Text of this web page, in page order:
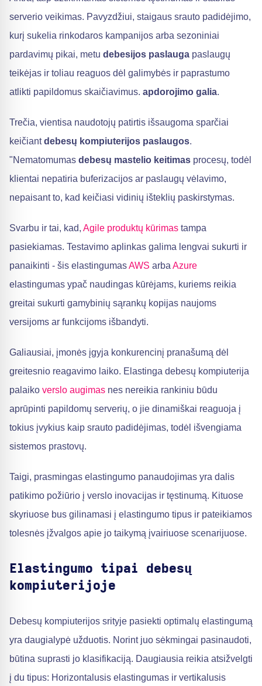
serverio veikimas. Pavyzdžiui, staigaus srauto padidėjimo,
kurį sukelia rinkodaros kampanijos arba sezoniniai
pardavimų pikai, metu debesijos paslauga paslaugų
teikėjas ir toliau reaguos dėl galimybės ir paprastumo
atlikti papildomus skaičiavimus. apdorojimo galia.
Trečia, vientisa naudotojų patirtis išsaugoma sparčiai
keičiantdebesų kompiuterijos paslaugos.
"Nematomumas debesų mastelio keitimas procesų, todėl
klientai nepatiria buferizacijos ar paslaugų vėlavimo,
nepaisant to, kad keičiasi vidinių išteklių paskirstymas.
Svarbu ir tai, kad, Agile produktų kūrimas tampa
pasiekiamas. Testavimo aplinkas galima lengvai sukurti ir
panaikinti - šis elastingumasAWS arba Azure
elastingumas ypač naudingas kūrėjams, kuriems reikia
greitai sukurti gamybinių sąrankų kopijas naujoms
versijoms ar funkcijoms išbandyti.
Galiausiai, įmonės įgyja konkurencinį pranašumą dėl
greitesnio reagavimo laiko. Elastinga debesų kompiuterija
palaiko verslo augimas nes nereikia rankiniu būdu
aprūpinti papildomų serverių, o jie dinamiškai reaguoja į
tokius įvykius kaip srauto padidėjimas, todėl išvengiama
sistemos prastovų.
Taigi, prasmingas elastingumo panaudojimas yra dalis
patikimo požiūrio į verslo inovacijas ir tęstinumą. Kituose
skyriuose bus gilinamasi į elastingumo tipus ir pateikiamos
tolesnės įžvalgos apie jo taikymą įvairiuose scenarijuose.
Elastingumo tipai debesų
kompiuterijoje
Debesų kompiuterijos srityje pasiekti optimalų elastingumą
yra daugialypė užduotis. Norint juo sėkmingai pasinaudoti,
būtina suprasti jo klasifikaciją. Daugiausia reikia atsižvelgti
į du tipus: Horizontalusis elastingumas ir vertikalusis